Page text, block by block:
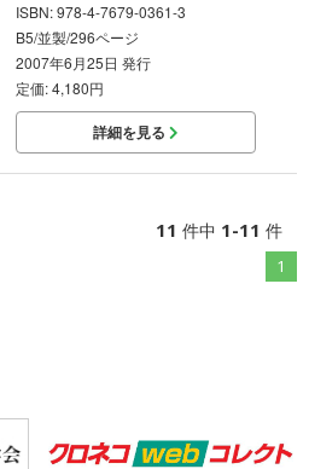
ISBN: 978-4-7679-0361-3
B5/並製/296ページ
2007年6月25日 発行
定価: 4,180円
詳細を見る
11 件中 1-11 件
1